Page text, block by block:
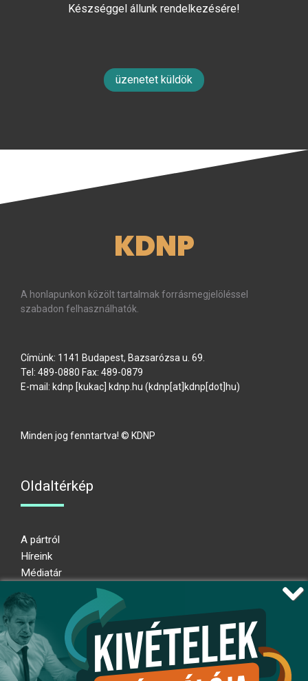
Készséggel állunk rendelkezésére!
üzenetet küldök
KDNP
A honlapunkon közölt tartalmak forrásmegjelöléssel
szabadon felhasználhatók.
Címünk: 1141 Budapest, Bazsarózsa u. 69.
Tel: 489-0880 Fax: 489-0879
E-mail: kdnp [kukac] kdnp.hu (kdnp[at]kdnp[dot]hu)
Minden jog fenntartva! © KDNP
Oldaltérkép
A pártról
Híreink
Médiatár
Adatkezelési nyilatkozat
Átláthatósági nyilatkozat
Ugrás az oldal tetejére